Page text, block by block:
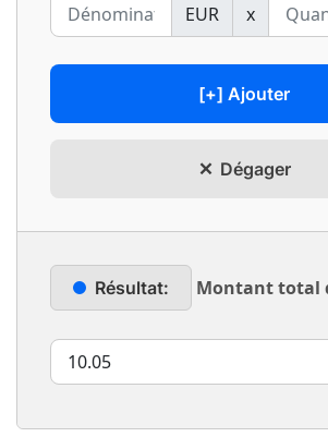
EUR x
[+] Ajouter
Dégager
Résultat: Montant total